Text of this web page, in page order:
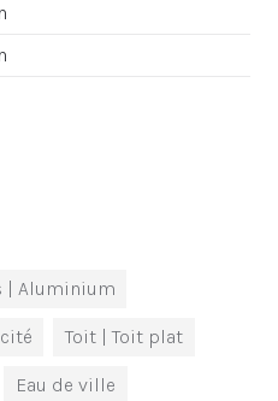
| Aluminium
Toit | Toit plat
Eau de ville